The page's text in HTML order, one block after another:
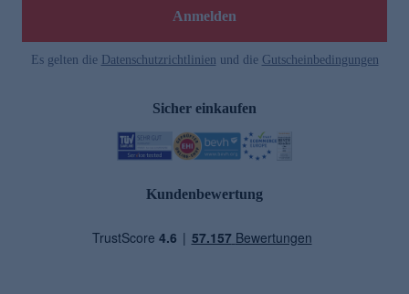
Anmelden
Es gelten die Datenschutzrichtlinien und die Gutscheinbedingungen
Sicher einkaufen
Kundenbewertung